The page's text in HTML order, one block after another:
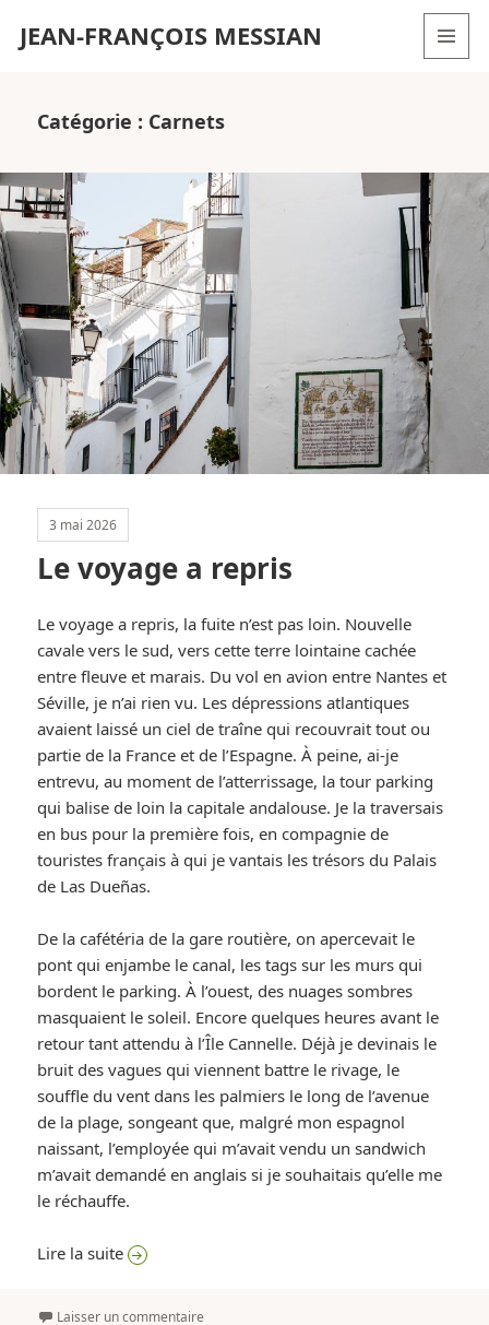
JEAN-FRANÇOIS MESSIAN
Catégorie : Carnets
3 mai 2026
Le voyage a repris
Le voyage a repris, la fuite n’est pas loin. Nouvelle
cavale vers le sud, vers cette terre lointaine cachée
entre fleuve et marais. Du vol en avion entre Nantes et
Séville, je n’ai rien vu. Les dépressions atlantiques
avaient laissé un ciel de traîne qui recouvrait tout ou
partie de la France et de l’Espagne. À peine, ai-je
entrevu, au moment de l’atterrissage, la tour parking
qui balise de loin la capitale andalouse. Je la traversais
en bus pour la première fois, en compagnie de
touristes français à qui je vantais les trésors du Palais
de Las Dueñas.
De la cafétéria de la gare routière, on apercevait le
pont qui enjambe le canal, les tags sur les murs qui
bordent le parking. À l’ouest, des nuages sombres
masquaient le soleil. Encore quelques heures avant le
retour tant attendu à l’Île Cannelle. Déjà je devinais le
bruit des vagues qui viennent battre le rivage, le
souffle du vent dans les palmiers le long de l’avenue
de la plage, songeant que, malgré mon espagnol
naissant, l’employée qui m’avait vendu un sandwich
m’avait demandé en anglais si je souhaitais qu’elle me
le réchauffe.
Lire la suiteLe voyage a repris
Laisser un commentaire